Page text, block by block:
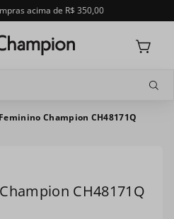
acima de R$ 350,00
Champion CH48171Q
CH48171Q